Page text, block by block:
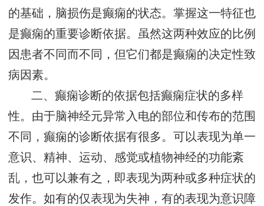
的基础，脑损伤是癫痫的状态。掌握这一特征也
是癫痫的重要诊断依据。虽然这两种效应的比例
因患者不同而不同，但它们都是癫痫的决定性致
病因素。
二、癫痫诊断的依据包括癫痫症状的多样
性。由于脑神经元异常入电的部位和传布的范围
不同，癫痫的诊断依据有很多。可以表现为单一
意识、精神、运动、感觉或植物神经的功能紊
乱，也可以兼有之，即表现为两种或多种症状的
发作。如有的仅表现为失神，有的表现为意识障